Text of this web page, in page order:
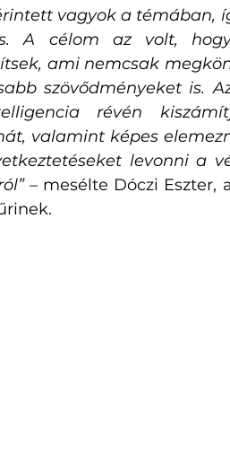
vagyok a
A célom az volt,
ami nemcsak
szövődményeket is.
révén
valamint képes
levonni a
– mesélte Dóczi